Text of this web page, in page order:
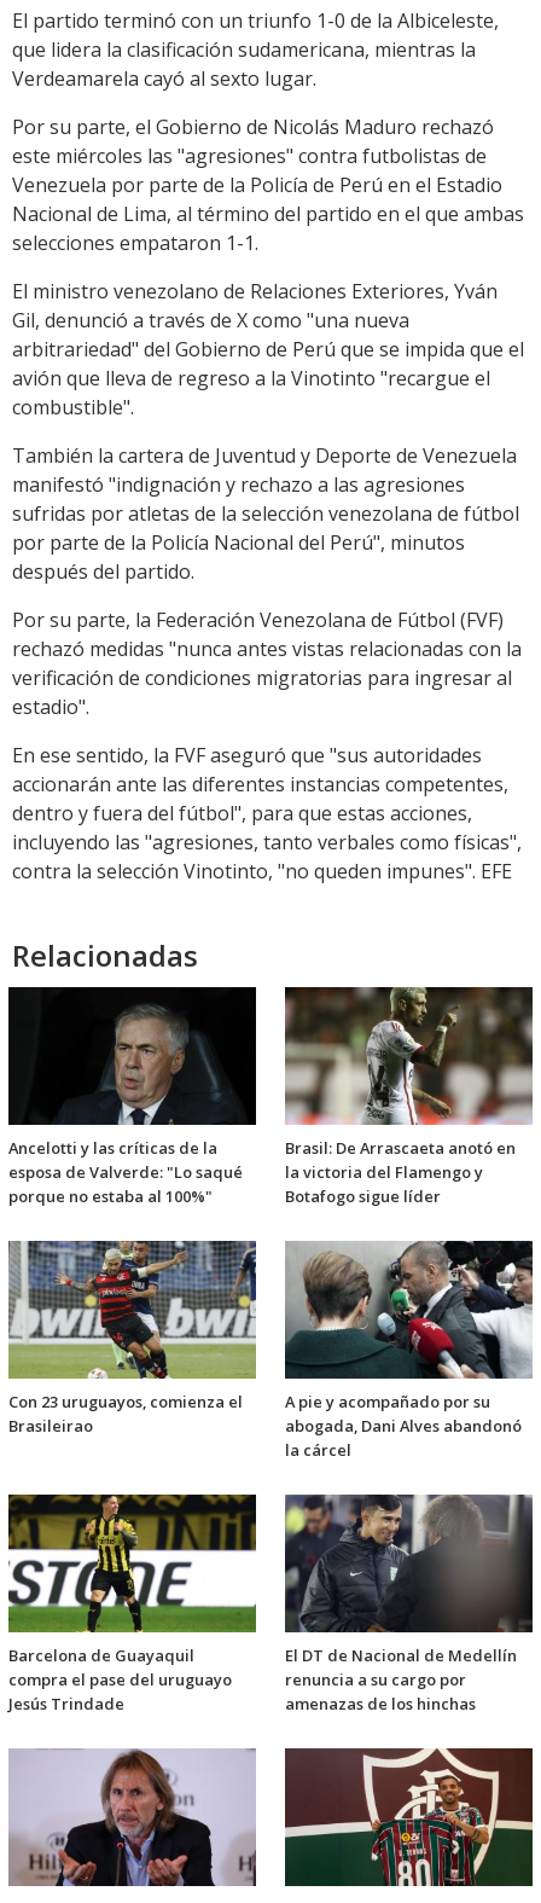
El partido terminó con un triunfo 1-0 de la Albiceleste,
que lidera la clasificación sudamericana, mientras la
Verdeamarela cayó al sexto lugar.
Por su parte, el Gobierno de Nicolás Maduro rechazó
este miércoles las "agresiones" contra futbolistas de
Venezuela por parte de la Policía de Perú en el Estadio
Nacional de Lima, al término del partido en el que ambas
selecciones empataron 1-1.
El ministro venezolano de Relaciones Exteriores, Yván
Gil, denunció a través de X como "una nueva
arbitrariedad" del Gobierno de Perú que se impida que el
avión que lleva de regreso a la Vinotinto "recargue el
combustible".
También la cartera de Juventud y Deporte de Venezuela
manifestó "indignación y rechazo a las agresiones
sufridas por atletas de la selección venezolana de fútbol
por parte de la Policía Nacional del Perú", minutos
después del partido.
Por su parte, la Federación Venezolana de Fútbol (FVF)
rechazó medidas "nunca antes vistas relacionadas con la
verificación de condiciones migratorias para ingresar al
estadio".
En ese sentido, la FVF aseguró que "sus autoridades
accionarán ante las diferentes instancias competentes,
dentro y fuera del fútbol", para que estas acciones,
incluyendo las "agresiones, tanto verbales como físicas",
contra la selección Vinotinto, "no queden impunes". EFE
Relacionadas
Ancelotti y las críticas de la
esposa de Valverde: "Lo saqué
porque no estaba al 100%"
Brasil: De Arrascaeta anotó en
la victoria del Flamengo y
Botafogo sigue líder
Con 23 uruguayos, comienza el
Brasileirao
A pie y acompañado por su
abogada, Dani Alves abandonó
la cárcel
Barcelona de Guayaquil
compra el pase del uruguayo
Jesús Trindade
El DT de Nacional de Medellín
renuncia a su cargo por
amenazas de los hinchas